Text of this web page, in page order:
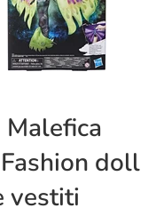
doll
vestiti